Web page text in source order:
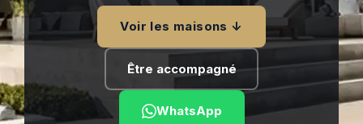
Voir les maisons ↓
Être accompagné
WhatsApp